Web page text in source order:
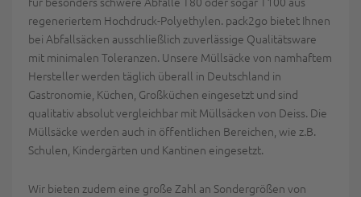
regeneriertem Hochdruck-Polyethylen. pack2go bietet Ihnen
bei Abfallsäcken ausschließlich zuverlässige Qualitätsware
mit minimalen Toleranzen. Unsere Müllsäcke von namhaftem
Hersteller werden täglich überall in Deutschland in
Gastronomie, Küchen, Großküchen eingesetzt und sind
qualitativ absolut vergleichbar mit Müllsäcken von Deiss. Die
Müllsäcke werden auch in öffentlichen Bereichen, wie z.B.
Schulen, Kindergärten und Kantinen eingesetzt.
Wir bieten zudem eine große Zahl an Sondergrößen von